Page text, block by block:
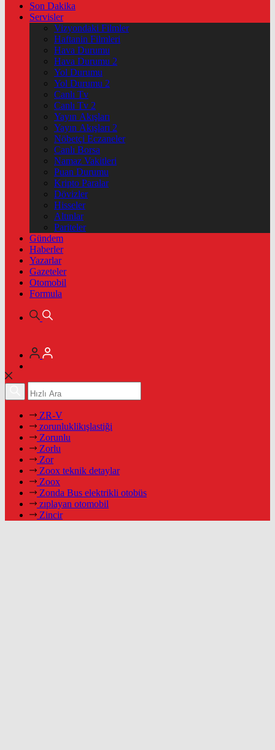
Son Dakika
Servisler
Vizyondaki Filmler
Haftanin Filmleri
Hava Durumu
Hava Durumu 2
Yol Durumu
Yol Durumu 2
Canlı Tv
Canlı Tv 2
Yayın Akışları
Yayın Akışları 2
Nöbetçi Eczaneler
Canlı Borsa
Namaz Vakitleri
Puan Durumu
Kripto Paralar
Dövizler
Hisseler
Altınlar
Pariteler
Gündem
Haberler
Yazarlar
Gazeteler
Otomobil
Formula
ZR-V
zorunluklikışlastiği
Zorunlu
Zorlu
Zor
Zoox teknik detaylar
Zoox
Zonda Bus elektrikli otobüs
zıplayan otomobil
Zincir